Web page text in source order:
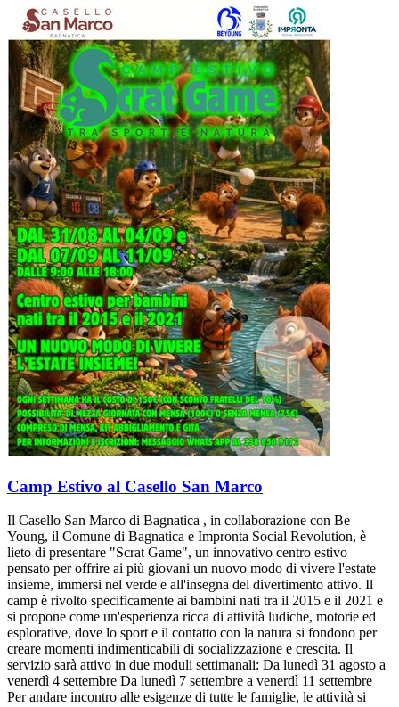
Camp Estivo al Casello San Marco
Il Casello San Marco di Bagnatica , in collaborazione con Be
Young, il Comune di Bagnatica e Impronta Social Revolution, è
lieto di presentare "Scrat Game", un innovativo centro estivo
pensato per offrire ai più giovani un nuovo modo di vivere l'estate
insieme, immersi nel verde e all'insegna del divertimento attivo. Il
camp è rivolto specificamente ai bambini nati tra il 2015 e il 2021 e
si propone come un'esperienza ricca di attività ludiche, motorie ed
esplorative, dove lo sport e il contatto con la natura si fondono per
creare momenti indimenticabili di socializzazione e crescita. Il
servizio sarà attivo in due moduli settimanali: Da lunedì 31 agosto a
venerdì 4 settembre Da lunedì 7 settembre a venerdì 11 settembre
Per andare incontro alle esigenze di tutte le famiglie, le attività si